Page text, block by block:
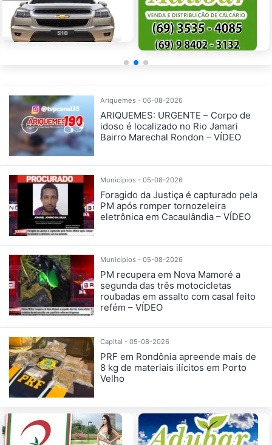
Ariquemes - 06-08-2026
ARIQUEMES: URGENTE – Corpo de
idoso é localizado no Rio Jamari
Bairro Marechal Rondon – VÍDEO
Municípios - 05-08-2026
Foragido da Justiça é capturado pela
PM após romper tornozeleira
eletrônica em Cacaulândia – VÍDEO
Municípios - 05-08-2026
PM recupera em Nova Mamoré a
segunda das três motocicletas
roubadas em assalto com casal feito
refém – VÍDEO
Capital - 05-08-2026
PRF em Rondônia apreende mais de
8 kg de materiais ilícitos em Porto
Velho